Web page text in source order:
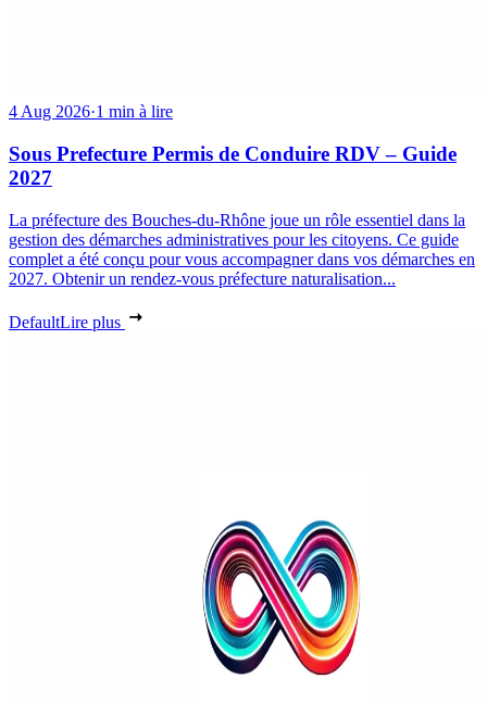
4 Aug 2026·1 min à lire
Sous Prefecture Permis de Conduire RDV – Guide
2027
La préfecture des Bouches-du-Rhône joue un rôle essentiel dans la
gestion des démarches administratives pour les citoyens. Ce guide
complet a été conçu pour vous accompagner dans vos démarches en
2027. Obtenir un rendez-vous préfecture naturalisation...
DefaultLire plus